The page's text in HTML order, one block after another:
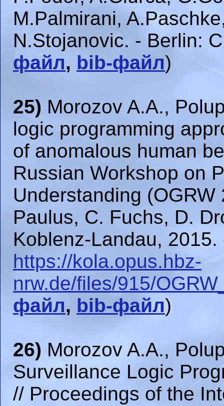
M.Palmirani,
N.Stojanovic. - Berlin:
файл, bib-файл)
25) Morozov A.A.,
logic programming
of anomalous human
Russian Workshop on
Understanding
Paulus, C. Fuchs, D.
Koblenz-Landau,
https://kola.opus.hbz-
nrw.de/files/915/
файл, bib-файл)
26) Morozov A.A.,
Surveillance Logic
// Proceedings of the